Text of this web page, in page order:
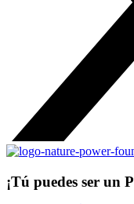
¡Tú puedes ser un